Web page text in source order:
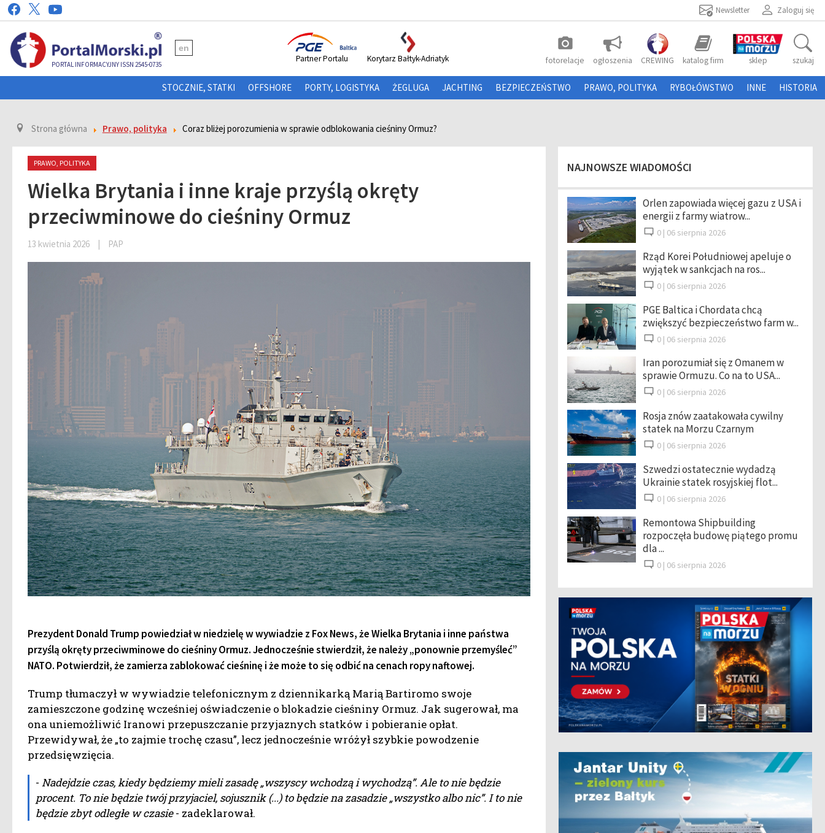
Zaloguj się
Newsletter
PORTAL INFORMACYJNY ISSN 2545-0735
en photo_camera
fotorelacje ogłoszenia CREWING katalog firm sklep szukaj
Partner Portalu Korytarz Bałtyk-Adriatyk
STOCZNIE, STATKI OFFSHORE PORTY, LOGISTYKA ŻEGLUGA JACHTING BEZPIECZEŃSTWO PRAWO, POLITYKA RYBOŁÓWSTWO INNE HISTORIA
Strona główna Prawo, polityka Coraz bliżej porozumienia w sprawie odblokowania cieśniny Ormuz?
PRAWO, POLITYKA
Wielka Brytania i inne kraje przyślą okręty
przeciwminowe do cieśniny Ormuz
13 kwietnia 2026 | PAP
Prezydent Donald Trump powiedział w niedzielę w wywiadzie z Fox News, że Wielka Brytania i inne państwa
przyślą okręty przeciwminowe do cieśniny Ormuz. Jednocześnie stwierdził, że należy „ponownie przemyśleć”
NATO. Potwierdził, że zamierza zablokować cieśninę i że może to się odbić na cenach ropy naftowej.
Trump tłumaczył w wywiadzie telefonicznym z dziennikarką Marią Bartiromo swoje
zamieszczone godzinę wcześniej oświadczenie o blokadzie cieśniny Ormuz. Jak sugerował, ma
ona uniemożliwić Iranowi przepuszczanie przyjaznych statków i pobieranie opłat.
Przewidywał, że „to zajmie trochę czasu”, lecz jednocześnie wróżył szybkie powodzenie
przedsięwzięcia.
- Nadejdzie czas, kiedy będziemy mieli zasadę „wszyscy wchodzą i wychodzą”. Ale to nie będzie
procent. To nie będzie twój przyjaciel, sojusznik (...) to będzie na zasadzie „wszystko albo nic”. I to nie
będzie zbyt odległe w czasie- zadeklarował.
NAJNOWSZE WIADOMOŚCI
Orlen zapowiada więcej gazu z USA i
energii z farmy wiatrow...
0 | 06 sierpnia 2026
Rząd Korei Południowej apeluje o
wyjątek w sankcjach na ros...
0 | 06 sierpnia 2026
PGE Baltica i Chordata chcą
zwiększyć bezpieczeństwo farm w...
0 | 06 sierpnia 2026
Iran porozumiał się z Omanem w
sprawie Ormuzu. Co na to USA...
0 | 06 sierpnia 2026
Rosja znów zaatakowała cywilny
statek na Morzu Czarnym
0 | 06 sierpnia 2026
Szwedzi ostatecznie wydadzą
Ukrainie statek rosyjskiej flot...
0 | 06 sierpnia 2026
Remontowa Shipbuilding
rozpoczęła budowę piątego promu
dla ...
0 | 06 sierpnia 2026